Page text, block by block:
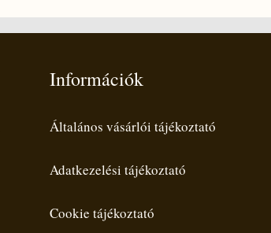
Információk
Általános vásárlói tájékoztató
Adatkezelési tájékoztató
Cookie tájékoztató